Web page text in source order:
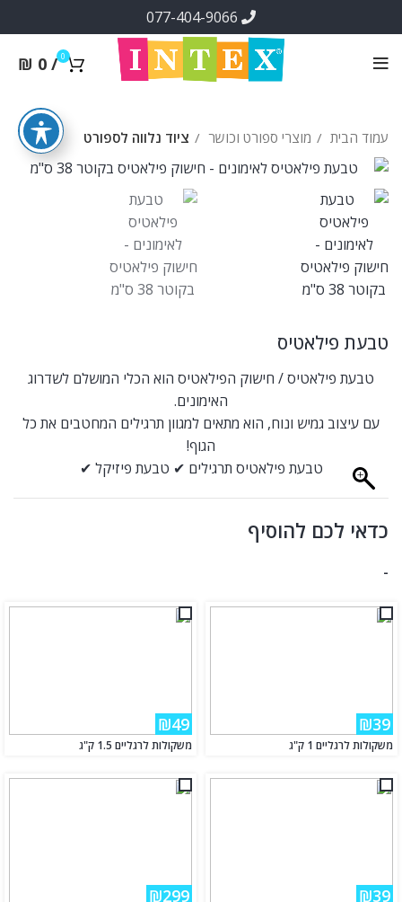
0
/
₪ 0
עמוד הבית מוצרי ספורט וכושר ציוד נלווה לספורט
טבעת פילאטיס
טבעת פילאטיס / חישוק הפילאטיס הוא הכלי המושלם לשדרוג
האימונים.
עם עיצוב גמיש ונוח, הוא מתאים למגוון תרגילים המחטבים את כל
הגוף!
טבעת פילאטיס תרגילים ✔ טבעת פיזיקל ✔
כדאי לכם להוסיף
-
₪39
משקולות לרגליים 1 ק"ג
₪49
משקולות לרגליים 1.5 ק"ג
₪39
₪299